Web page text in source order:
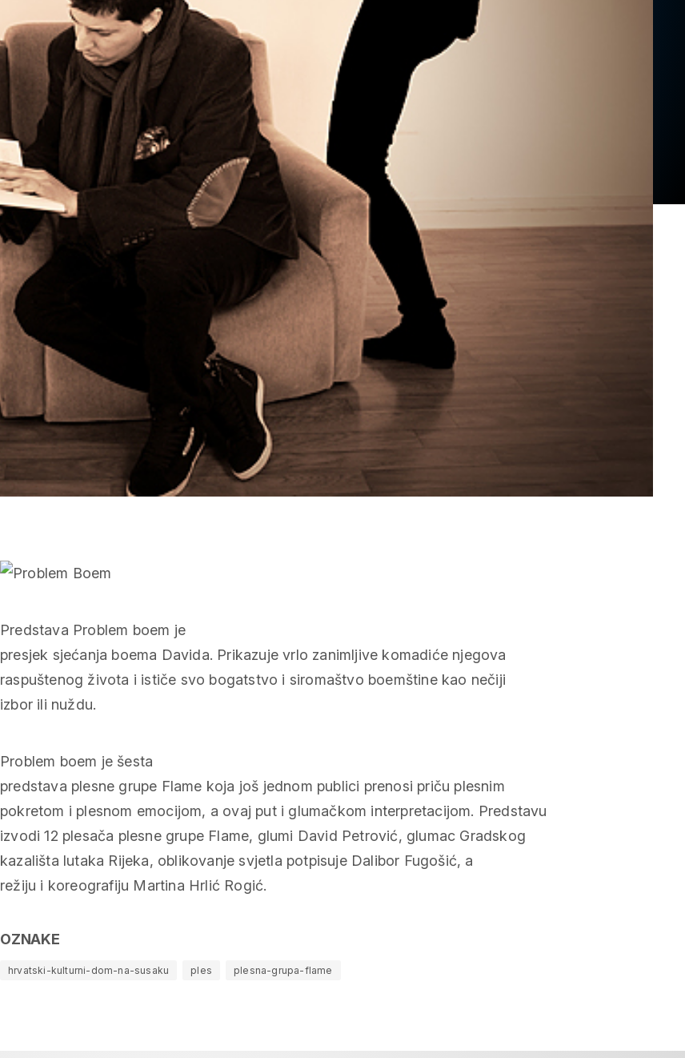
Predstava Problem boem je
presjek sjećanja boema Davida. Prikazuje vrlo zanimljive komadiće njegova
raspuštenog života i ističe svo bogatstvo i siromaštvo boemštine kao nečiji
izbor ili nuždu.
Problem boem je šesta
predstava plesne grupe Flame koja još jednom publici prenosi priču plesnim
pokretom i plesnom emocijom, a ovaj put i glumačkom interpretacijom. Predstavu
izvodi 12 plesača plesne grupe Flame, glumi David Petrović, glumac Gradskog
kazališta lutaka Rijeka, oblikovanje svjetla potpisuje Dalibor Fugošić, a
režiju i koreografiju Martina Hrlić Rogić.
OZNAKE
hrvatski-kulturni-dom-na-susaku ples plesna-grupa-flame